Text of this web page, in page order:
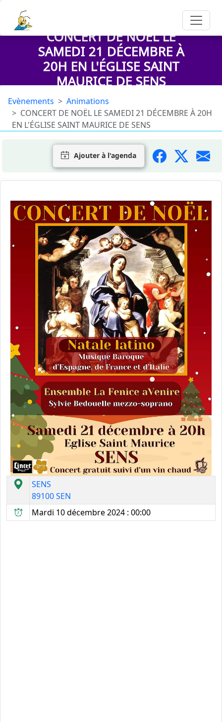
CONCERT DE NOËL LE
SAMEDI 21 DÉCEMBRE À
20H EN L'ÉGLISE SAINT
MAURICE DE SENS
Evènements
Animations
CONCERT DE NOËL LE SAMEDI 21 DÉCEMBRE À 20H
EN L'ÉGLISE SAINT MAURICE DE SENS
Ajouter à l'agenda
SENS
89100 SEN
Mardi 10 décembre 2024 : 00:00